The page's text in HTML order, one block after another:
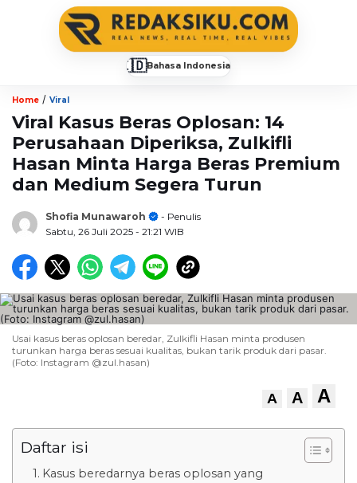
🇮🇩Bahasa Indonesia
Home / Viral
Viral Kasus Beras Oplosan: 14
Perusahaan Diperiksa, Zulkifli
Hasan Minta Harga Beras Premium
dan Medium Segera Turun
Shofia Munawaroh
- Penulis
Sabtu, 26 Juli 2025 - 21:21 WIB
Usai kasus beras oplosan beredar, Zulkifli Hasan minta produsen
turunkan harga beras sesuai kualitas, bukan tarik produk dari pasar.
(Foto: Instagram @zul.hasan)
A A A
Daftar isi
Kasus beredarnya beras oplosan yang